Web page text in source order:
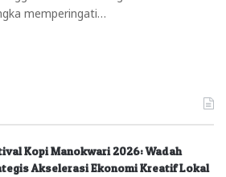
memperingati…
Kopi Manokwari 2026: Wadah
Akselerasi Ekonomi Kreatif Lokal